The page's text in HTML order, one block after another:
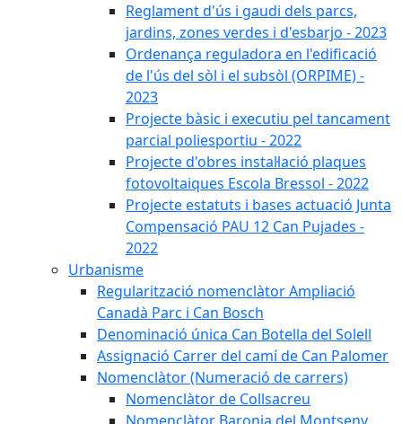
Reglament d'ús i gaudi dels parcs,
jardins, zones verdes i d'esbarjo - 2023
Ordenança reguladora en l'edificació
de l'ús del sòl i el subsòl (ORPIME) -
2023
Projecte bàsic i executiu pel tancament
parcial poliesportiu - 2022
Projecte d'obres instal·lació plaques
fotovoltaiques Escola Bressol - 2022
Projecte estatuts i bases actuació Junta
Compensació PAU 12 Can Pujades -
2022
Urbanisme
Regularització nomenclàtor Ampliació
Canadà Parc i Can Bosch
Denominació única Can Botella del Solell
Assignació Carrer del camí de Can Palomer
Nomenclàtor (Numeració de carrers)
Nomenclàtor de Collsacreu